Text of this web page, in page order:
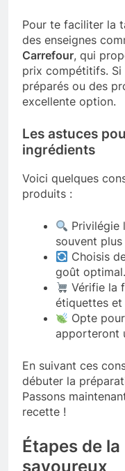
Pour te faciliter la
des enseignes
Carrefour, qui
prix compétitifs. Si
préparés ou des
excellente option.
Les astuces
ingrédients
Voici quelques
produits :
Privilégie
souvent
Choisis
goût optimal.
Vérifie la
étiquettes et
Opte
apporteront
En suivant ces
débuter la
Passons
recette !
Étapes de
savoureux